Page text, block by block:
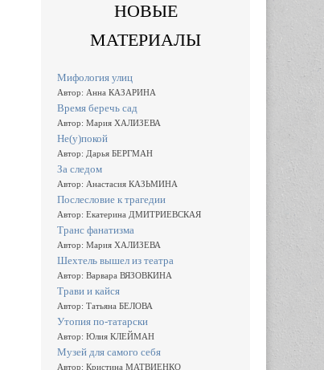
НОВЫЕ
МАТЕРИАЛЫ
Мифология улиц
Автор: Анна КАЗАРИНА
Время беречь сад
Автор: Мария ХАЛИЗЕВА
Не(у)покой
Автор: Дарья БЕРГМАН
За следом
Автор: Анастасия КАЗЬМИНА
Послесловие к трагедии
Автор: Екатерина ДМИТРИЕВСКАЯ
Транс фанатизма
Автор: Мария ХАЛИЗЕВА
Шехтель вышел из театра
Автор: Варвара ВЯЗОВКИНА
Трави и кайся
Автор: Татьяна БЕЛОВА
Утопия по-татарски
Автор: Юлия КЛЕЙМАН
Музей для самого себя
Автор: Кристина МАТВИЕНКО